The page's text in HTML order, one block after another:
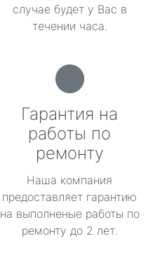
случае будет у Вас в
течении часа.
Гарантия на
работы по
ремонту
Наша компания
предоставляет гарантию
на выполненые работы по
ремонту до 2 лет.